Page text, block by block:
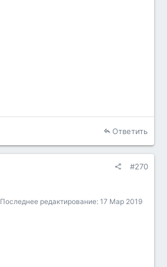
Ответить
#270
Последнее редактирование: 17 Мар 2019